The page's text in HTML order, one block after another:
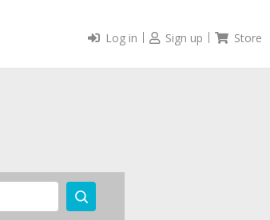
Log in Sign up Store